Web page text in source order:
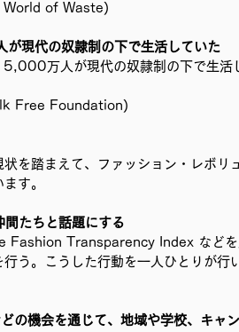
World of Waste)
現代の奴隷制の下で生活していた
万人が現代の奴隷制の下で生活
Free Foundation)
状を踏まえて、ファッション・レボ
す。
間たちと話題にする
Fashion Transparency Index など
行う。こうした行動を一人ひとりが
の機会を通じて、地域や学校、キャ